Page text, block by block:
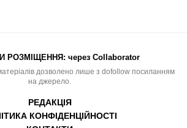
РОЗМІЩЕННЯ: через Collaborator
дозволено лише з dofollow посиланням
на джерело.
РЕДАКЦІЯ
КОНФІДЕНЦІЙНОСТІ